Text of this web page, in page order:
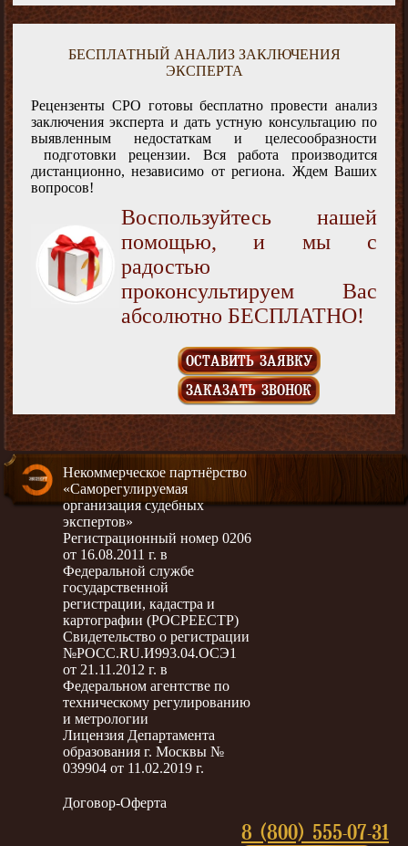
БЕСПЛАТНЫЙ АНАЛИЗ ЗАКЛЮЧЕНИЯ
ЭКСПЕРТА
Рецензенты СРО готовы бесплатно провести анализ
заключения эксперта и дать устную консультацию по
выявленным недостаткам и целесообразности
подготовки рецензии. Вся работа производится
дистанционно, независимо от региона. Ждем Ваших
вопросов!
Воспользуйтесь нашей
помощью, и мы с
радостью
проконсультируем Вас
абсолютно БЕСПЛАТНО!
ОСТАВИТЬ ЗАЯВКУ
ЗАКАЗАТЬ ЗВОНОК
Некоммерческое партнёрство
«Саморегулируемая
организация судебных
экспертов»
Регистрационный номер 0206
от 16.08.2011 г. в
Федеральной службе
государственной
регистрации, кадастра и
картографии (РОСРЕЕСТР)
Свидетельство о регистрации
№РОСС.RU.И993.04.ОСЭ1
от 21.11.2012 г. в
Федеральном агентстве по
техническому регулированию
и метрологии
Лицензия Департамента
образования г. Москвы №
039904 от 11.02.2019 г.
Договор-Оферта
8 (800) 555-07-31